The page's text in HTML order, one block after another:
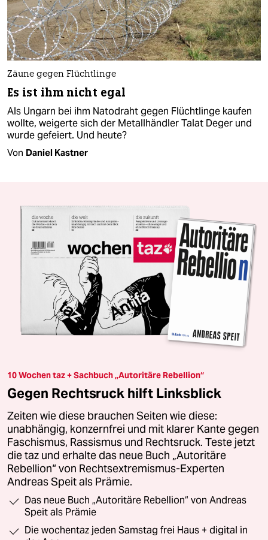
Zäune gegen Flüchtlinge
Es ist ihm nicht egal
Als Ungarn bei ihm Natodraht gegen Flüchtlinge kaufen
wollte, weigerte sich der Metallhändler Talat Deger und
wurde gefeiert. Und heute?
Von Daniel Kastner
10 Wochen taz + Sachbuch „Autoritäre Rebellion“
Gegen Rechtsruck hilft Linksblick
Zeiten wie diese brauchen Seiten wie diese:
unabhängig, konzernfrei und mit klarer Kante gegen
Faschismus, Rassismus und Rechtsruck. Teste jetzt
die taz und erhalte das neue Buch „Autoritäre
Rebellion“ von Rechtsextremismus-Experten
Andreas Speit als Prämie.
Das neue Buch „Autoritäre Rebellion“ von Andreas
Speit als Prämie
Die wochentaz jeden Samstag frei Haus + digital in